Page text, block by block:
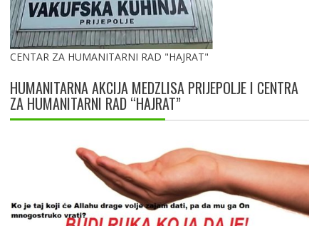
CENTAR ZA HUMANITARNI RAD "HAJRAT"
HUMANITARNA AKCIJA MEDZLISA PRIJEPOLJE I CENTRA
ZA HUMANITARNI RAD “HAJRAT”